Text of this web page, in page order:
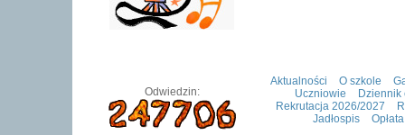
Odwiedzin:
Aktualności O szkole
Uczniowie
Dziennik
Rekrutacja 2026/2027
Jadłospis